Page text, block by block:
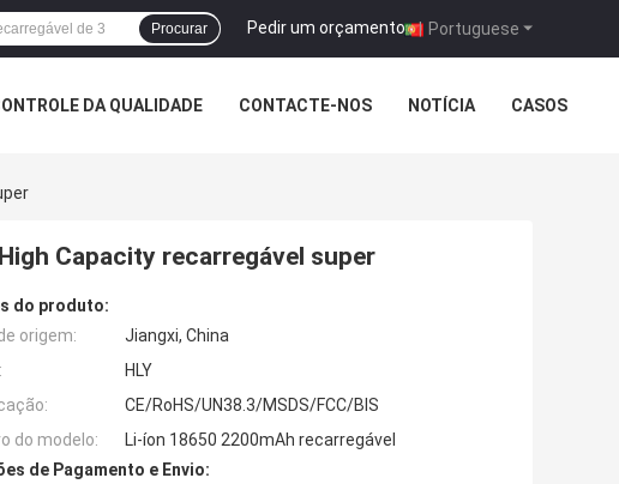
Portuguese
Pedir um orçamento |
Procurar
DA QUALIDADE CONTACTE-NOS NOTÍCIA CASOS
Capacity recarregável super
do produto:
origem:
Jiangxi, China
HLY
CE/RoHS/UN38.3/MSDS/FCC/BIS
do modelo:
Li-íon 18650 2200mAh recarregável
de Pagamento e Envio: